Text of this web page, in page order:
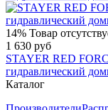
14% Товар
1 630 руб
STAYER RED
гидравлический
Каталог